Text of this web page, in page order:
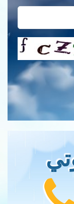
التحقق جديدة!